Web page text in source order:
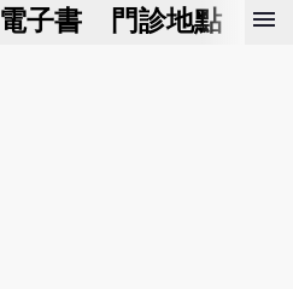
電子書 門診地點 預
menu